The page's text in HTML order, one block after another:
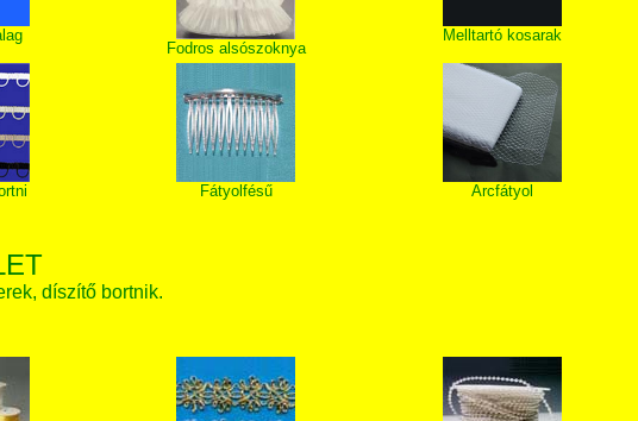
Fodros alsószoknya
Melltartó kosarak
Fátyolfésű Arcfátyol
díszítő bortnik.